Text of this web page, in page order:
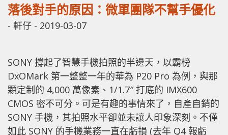
落後對手的原因：微單團隊不幫手優化
- 軒仔 - 2019-03-07
SONY 撐起了智慧手機拍照的半邊天，以霸榜
DxOMark 第一整整一年的華為 P20 Pro 為例，與那
顆定制的 4,000 萬像素、1/1.7″ 打底的 IMX600
CMOS 密不可分。可是有趣的事情來了，自產自銷的
SONY 手機，其拍照水平卻並未讓人印象深刻。不僅
如此 SONY 的手機業務一直在虧損 (去年 Q4 報虧